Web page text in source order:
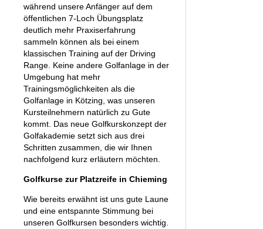
während unsere Anfänger auf dem
öffentlichen 7-Loch Übungsplatz
deutlich mehr Praxiserfahrung
sammeln können als bei einem
klassischen Training auf der Driving
Range. Keine andere Golfanlage in der
Umgebung hat mehr
Trainingsmöglichkeiten als die
Golfanlage in Kötzing, was unseren
Kursteilnehmern natürlich zu Gute
kommt. Das neue Golfkurskonzept der
Golfakademie setzt sich aus drei
Schritten zusammen, die wir Ihnen
nachfolgend kurz erläutern möchten.
Golfkurse zur Platzreife in Chieming
Wie bereits erwähnt ist uns gute Laune
und eine entspannte Stimmung bei
unseren Golfkursen besonders wichtig.